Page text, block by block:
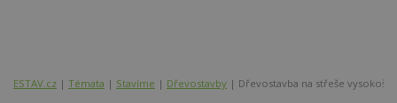
ESTAV.cz Témata Stavíme Dřevostavby Dřevostavba na střeše